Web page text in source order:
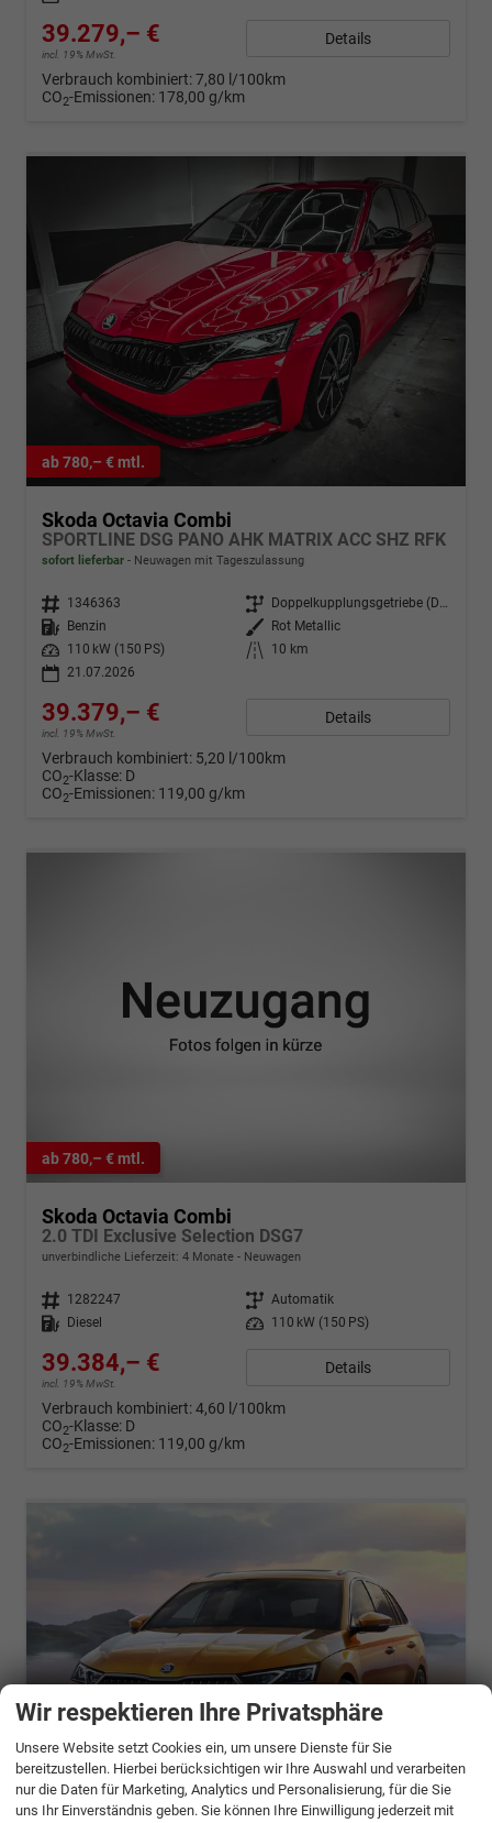
39.279,– €
incl. 19% MwSt.
Details
Verbrauch kombiniert:7,80 l/100km
CO2-Emissionen: 178,00 g/km
ab 780,– € mtl.
Skoda Octavia Combi
SPORTLINE DSG PANO AHK MATRIX ACC SHZ RFK
sofort lieferbar Neuwagen mit Tageszulassung
Fahrzeugnr. 1346363 Getriebe
Doppelkupplungsgetriebe (DSG)
Kraftstoff
Benzin Außenfarbe
Rot Metallic
Leistung
110 kW (150 PS) Kilometerstand
10 km
21.07.2026
39.379,– €
incl. 19% MwSt.
Details
Verbrauch kombiniert: 5,20 l/100km
CO2-Klasse: D
CO2-Emissionen: 119,00 g/km
ab 780,– € mtl.
Skoda Octavia Combi
2.0 TDI Exclusive Selection DSG7
unverbindliche Lieferzeit: 4 Monate Neuwagen
Fahrzeugnr. 1282247 Getriebe Automatik
Kraftstoff
Diesel Leistung 110 kW (150 PS)
39.384,– €
incl. 19% MwSt.
Details
Verbrauch kombiniert:4,60 l/100km
CO2-Klasse: D
CO2-Emissionen: 119,00 g/km
ab 781,– € mtl.
Wir respektieren Ihre Privatsphäre
Unsere Website setzt Cookies ein, um unsere Dienste für Sie
bereitzustellen. Hierbei berücksichtigen wir Ihre Auswahl und verarbeiten
nur die Daten für Marketing, Analytics und Personalisierung, für die Sie
uns Ihr Einverständnis geben. Sie können Ihre Einwilligung jederzeit mit